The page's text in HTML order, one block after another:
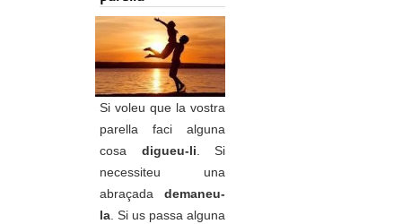
Si voleu que la vostra
parella faci alguna
cosa digueu-li. Si
necessiteu una
abraçadademaneu-
la. Si us passa alguna